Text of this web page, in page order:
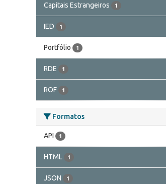
Capitais Estrangeiros 1
IED 1
Portfólio 1
RDE 1
ROF 1
Formatos
API 1
HTML 1
JSON 1